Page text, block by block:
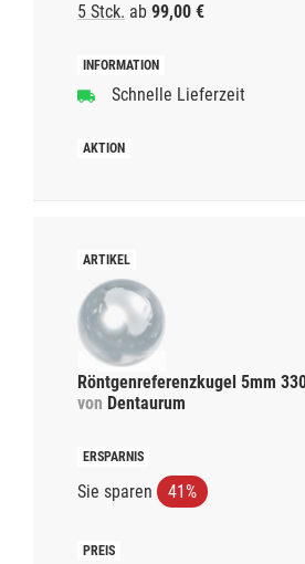
5 Stck. ab 99,00 €
Schnelle Lieferzeit
Röntgenreferenzkugel 5mm
von Dentaurum
Sie sparen 41%